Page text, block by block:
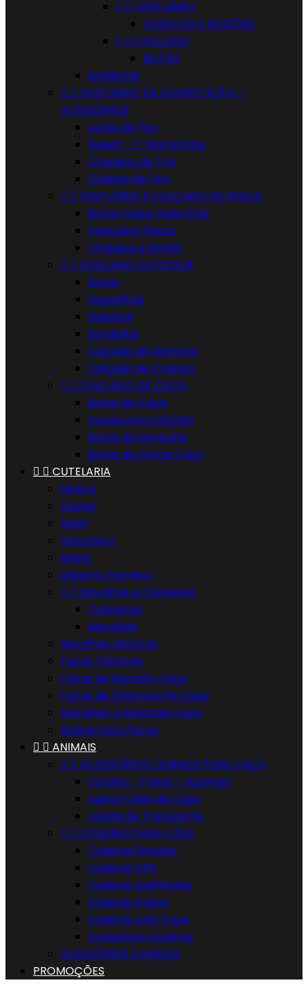
  VESTUÁRIO
CASACOS E BLUSÕES
  CALÇADO
BOTAS
BARBOUR
  VESTUÁRIO DE COMPETIÇÃO -
ACESSÓRIOS
Luvas de Tiro
Sweat - T-ShirtsPolos
Chapéus de Tiro
Coletes de Tiro
  VESTUÁRIO E CALÇADO DE PESCA
Botas Calça, Galochas
Vestuário Pesca
Chapéus e Bonés
  CALÇADO OUTDOOR
Botas
Sapatilhas
Sapatos
Sandalias
Calçado de Senhora
Calçado de Criança
  CALÇADO DE CAÇA
Botas de Caça
Acessorios Calçado
Botas de Montaria
Botas de Goma Caça
  CUTELARIA
MUELA
Opinel
MAM
Victorinox
Boker
Gilberto Ferreira
  Navalhas e Canivetes
Canivetes
Navalhas
Navalhas tácticas
Facas Tácticas
Facas de Remate Caça
Facas de Desmanche Caça
Navalhas Artesanais Caça
Bolsas Para Facas
  ANIMAIS
  ACESSÓRIOS CANINOS PARA CAÇA
Cordas - Trelas - Açaimes
Apitos Cães de Caça
Jaulas de Transporte
  COLEIRAS PARA CÃES
Coleiras Simples
Coleiras GPS
Coleiras Galinholas
Coleiras Ensino
Coleiras Anti-Fuga
Acessórios Coleiras
ACESSÓRIOS CANINOS
PROMOÇÕES